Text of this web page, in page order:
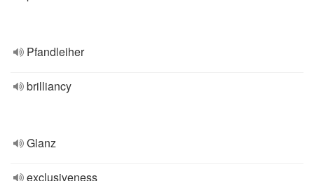
Pfandleiher
brilliancy
Glanz
exclusiveness